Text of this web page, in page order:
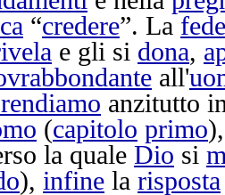
“credere”. La fede
e gli si dona,
all'
anzitutto
(capitolo primo
la quale Dio si
), infine la risposta